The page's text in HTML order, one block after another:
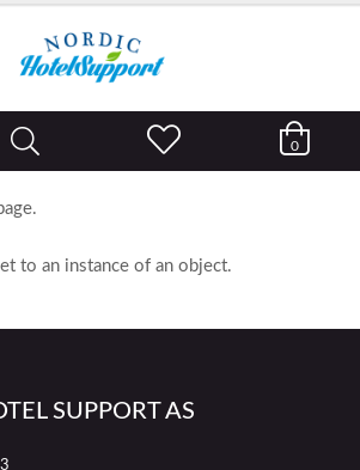
0
to an instance of an object.
SUPPORT AS